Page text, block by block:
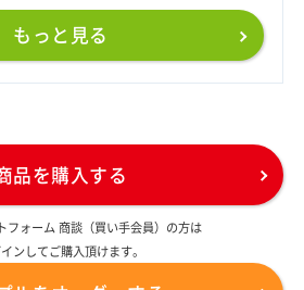
もっと見る
品を購入する
ォーム 商談（買い手会員）の方は
ンしてご購入頂けます。